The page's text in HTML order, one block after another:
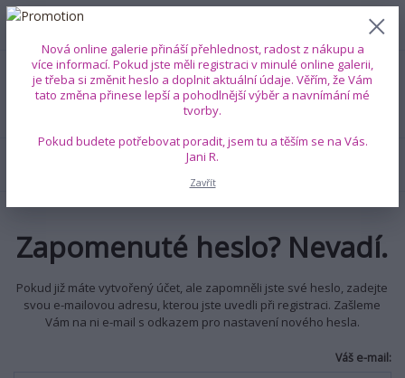
Menu
+420 739 353 708 0 ks
0 Kč
Zapomenuté heslo? Nevadí.
Pokud již máte vytvořený účet, ale zapomněli jste své heslo, zadejte
svou e-mailovou adresu, kterou jste uvedli při registraci. Zašleme
Vám na ni e-mail s odkazem pro nastavení nového hesla.
Váš e-mail:
Nová online galerie přináší přehlednost, radost z nákupu a
více informací. Pokud jste měli registraci v minulé online galerii,
je třeba si změnit heslo a doplnit aktuální údaje. Věřím, že Vám
tato změna přinese lepší a pohodlnější výběr a navnímání mé
tvorby.
Pokud budete potřebovat poradit, jsem tu a těším se na Vás.
Jani R.
Zavřít